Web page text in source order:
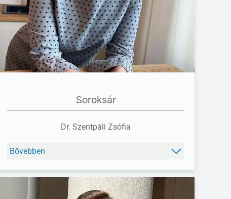
Soroksár
Dr. Szentpáli Zsófia
Bővebben